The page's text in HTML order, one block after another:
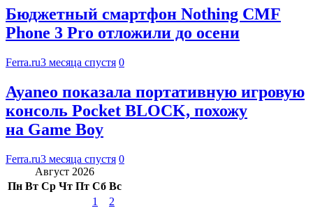
Бюджетный смартфон Nothing CMF
Phone 3 Pro отложили до осени
Ferra.ru3 месяца спустя 0
Ayaneo показала портативную игровую
консоль Pocket BLOCK, похожу
на Game Boy
Ferra.ru3 месяца спустя 0
Август 2026
Пн Вт Ср Чт Пт Сб Вс
1
2